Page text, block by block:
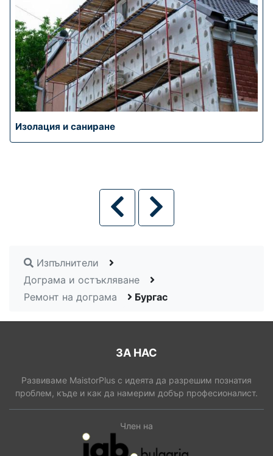
Изолация и саниране
Изпълнители
Дограма и остъкляване
Ремонт на дограма
Бургас
ЗА НАС
Развиваме MaistorPlus с идеята да разрешим познатия
проблем, къде и как да намерим добър професионалист.
Член на